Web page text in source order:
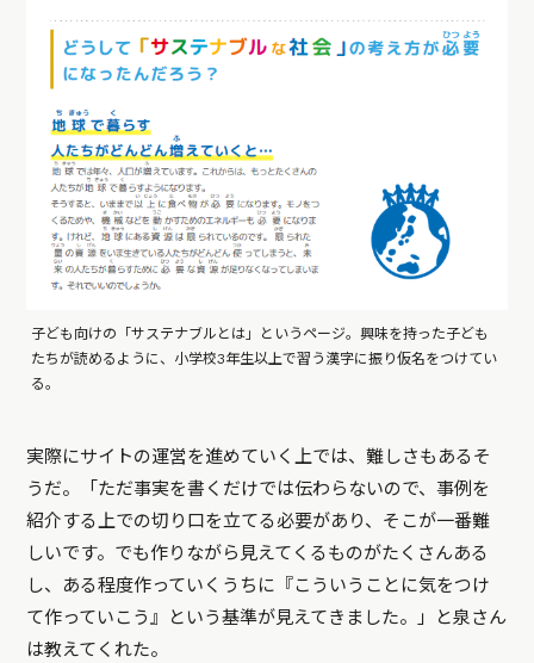
子ども向けの「サステナブルとは」というページ。興味を持った子ども
たちが読めるように、小学校3年生以上で習う漢字に振り仮名をつけてい
る。
実際にサイトの運営を進めていく上では、難しさもあるそ
うだ。「ただ事実を書くだけでは伝わらないので、事例を
紹介する上での切り口を立てる必要があり、そこが一番難
しいです。でも作りながら見えてくるものがたくさんある
し、ある程度作っていくうちに『こういうことに気をつけ
て作っていこう』という基準が見えてきました。」と泉さん
は教えてくれた。